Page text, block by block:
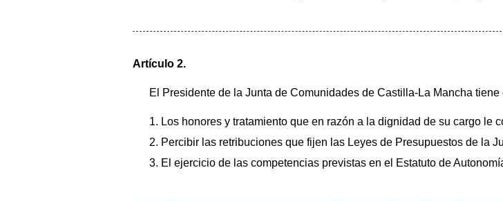
Artículo 2.
El Presidente de la Junta de Comunidades de Castilla-La Mancha tiene
1. Los honores y tratamiento que en razón a la dignidad de su cargo le
2. Percibir las retribuciones que fijen las Leyes de Presupuestos de la
3. El ejercicio de las competencias previstas en el Estatuto de